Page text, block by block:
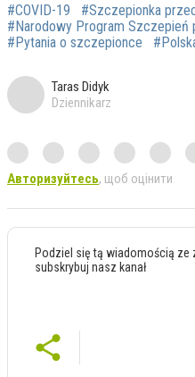
#COVID-19
#Szczepionka
#Narodowy Program Szczepień
#Pytania o szczepionce
Taras Didyk
Dziennikarz
Авторизуйтесь, щоб оцінити
Podziel się tą wiadomością
subskrybuj nasz kanał